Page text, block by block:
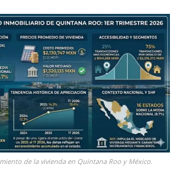
de la vivienda en Quintana Roo y México.